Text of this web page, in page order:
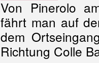
Von Pinerolo
fährt man auf
dem
Richtung Colle